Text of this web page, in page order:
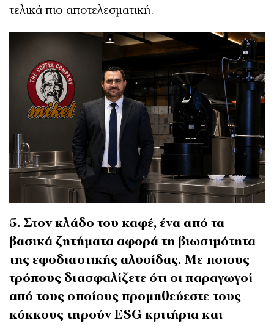
τελικά πιο αποτελεσματική.
5. Στον κλάδο του καφέ, ένα από τα
βασικά ζητήματα αφορά τη βιωσιμότητα
της εφοδιαστικής αλυσίδας. Με ποιους
τρόπους διασφαλίζετε ότι οι παραγωγοί
από τους οποίους προμηθεύεστε τους
κόκκους τηρούν ESG κριτήρια και